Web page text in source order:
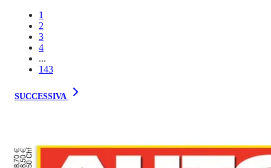
1
2
3
4
...
143
SUCCESSIVA